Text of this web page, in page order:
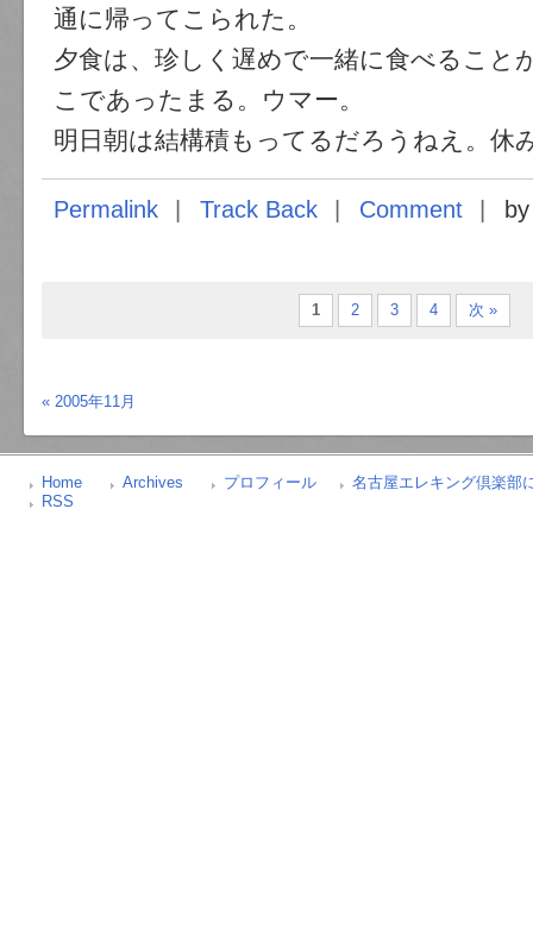
通に帰ってこられた。
夕食は、珍しく遅めで一緒に食べること
こであったまる。ウマー。
明日朝は結構積もってるだろうねえ。休
Permalink Track Back Comment
1 2 3 4 次 »
« 2005年11月
Home Archives プロフィール
名古屋エレキング倶楽部
RSS